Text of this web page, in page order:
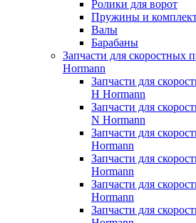
Ролики для ворот
Пружины и
Валы
Барабаны
Запчасти для
Hormann
Запчасти для
H Hormann
Запчасти для
N Hormann
Запчасти для
Hormann
Запчасти для
Hormann
Запчасти для
Hormann
Запчасти для